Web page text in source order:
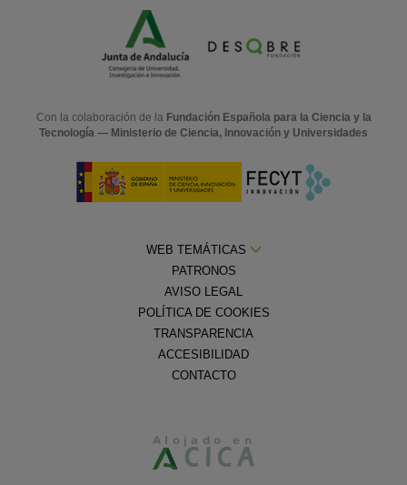
Con la colaboración de la Fundación Española para la Ciencia y la
Tecnología — Ministerio de Ciencia, Innovación y Universidades
WEB TEMÁTICAS
PATRONOS
AVISO LEGAL
POLÍTICA DE COOKIES
TRANSPARENCIA
ACCESIBILIDAD
CONTACTO